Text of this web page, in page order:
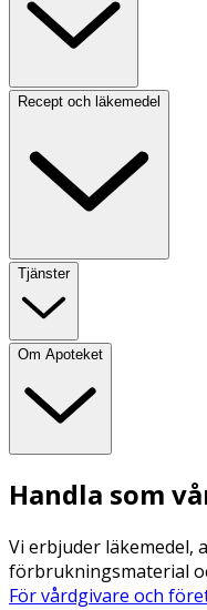
Recept och läkemedel
Tjänster
Om Apoteket
Handla som
Vi erbjuder läkemedel,
förbrukningsmaterial
För vårdgivare och